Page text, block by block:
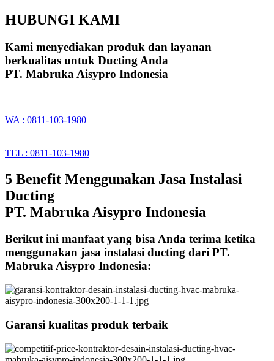
HUBUNGI KAMI
Kami menyediakan produk dan layanan
berkualitas untuk Ducting Anda
PT. Mabruka Aisypro Indonesia
WA : 0811-103-1980
TEL : 0811-103-1980
5 Benefit Menggunakan Jasa Instalasi
Ducting
PT. Mabruka Aisypro Indonesia
Berikut ini manfaat yang bisa Anda terima ketika
menggunakan jasa instalasi ducting dari PT.
Mabruka Aisypro Indonesia:
Garansi kualitas produk terbaik